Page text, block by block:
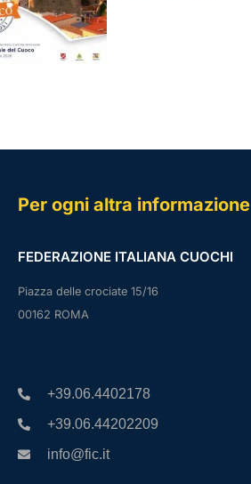
Per ogni altra informazione
FEDERAZIONE ITALIANA CUOCHI
Piazza delle crociate 15/16
00162 ROMA
+39.06.4402178
+39.06.44202209
info@fic.it